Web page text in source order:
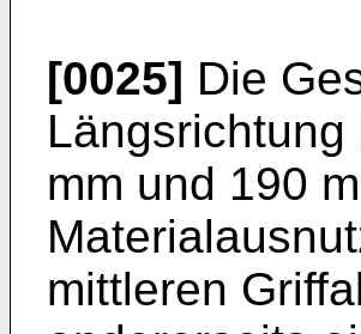
[0025] Die
mm und 190
mittleren